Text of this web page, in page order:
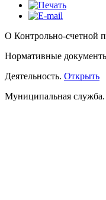
О Контрольно-счетной
Нормативные
Деятельность. Открыть
Муниципальная служба.